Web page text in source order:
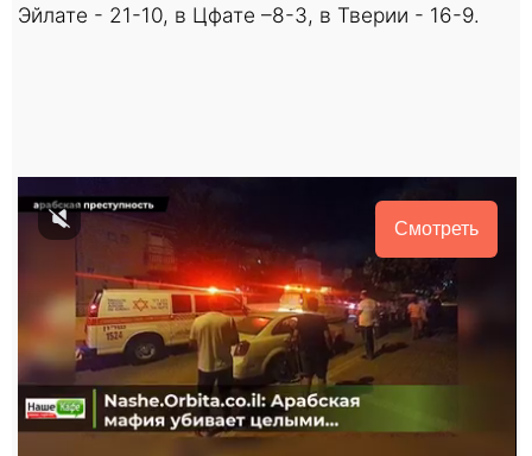
Эйлате - 21-10, в Цфате –8-3, в Тверии - 16-9.
Смотреть